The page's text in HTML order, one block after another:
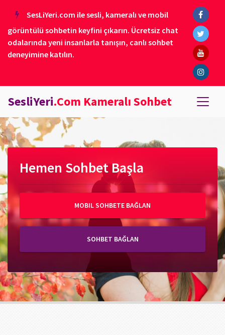
SesLiYeri.com ile sesli, kameralı ve mobil
görüntülü sohbetin keyfini çıkarın. Ücretsiz chat
odalarında yeni insanlarla tanışın, canlı sohbet
deneyimine katılın.
SesliYeri.Com Kameralı Sohbet
Hemen Sohbet Başla
MOBIL SOHBETE BAĞLAN
SOHBET BAĞLAN